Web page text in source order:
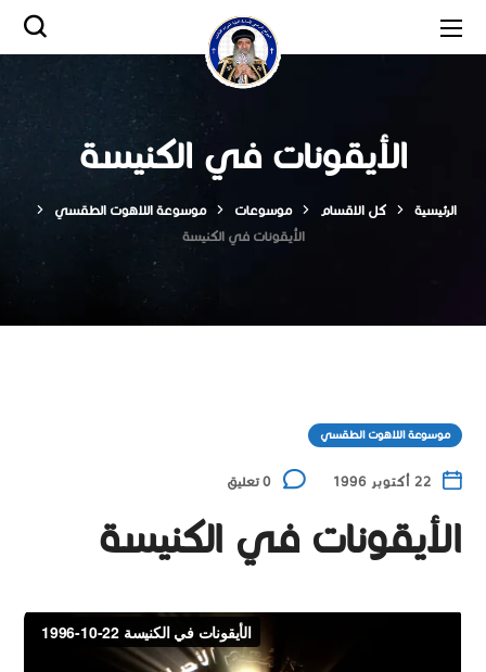
الأيقونات في الكنيسة
الرئيسية كل الاقسام موسوعات
موسوعة اللاهوت الطقسي
الأيقونات في الكنيسة
موسوعة اللاهوت الطقسي
22 أكتوبر 1996 0 تعليق
الأيقونات في الكنيسة